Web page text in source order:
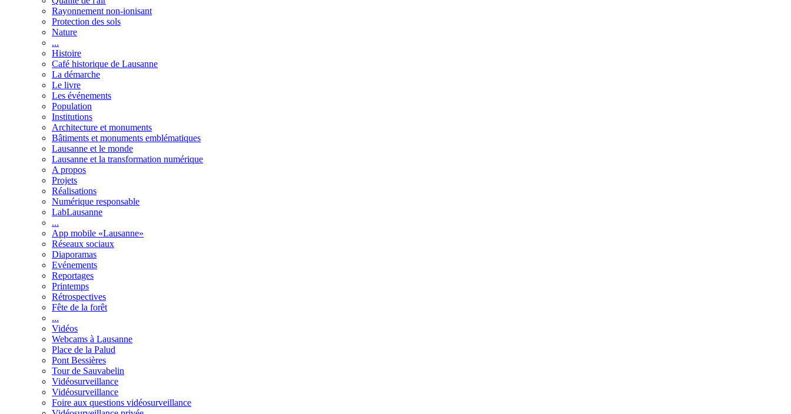
Rayonnement non-ionisant
Protection des sols
Nature
...
Histoire
Café historique de Lausanne
La démarche
Le livre
Les événements
Population
Institutions
Architecture et monuments
Bâtiments et monuments emblématiques
Lausanne et le monde
Lausanne et la transformation numérique
A propos
Projets
Réalisations
Numérique responsable
LabLausanne
...
App mobile «Lausanne»
Réseaux sociaux
Diaporamas
Evénements
Reportages
Printemps
Rétrospectives
Fête de la forêt
...
Vidéos
Webcams à Lausanne
Place de la Palud
Pont Bessières
Tour de Sauvabelin
Vidéosurveillance
Vidéosurveillance
Foire aux questions vidéosurveillance